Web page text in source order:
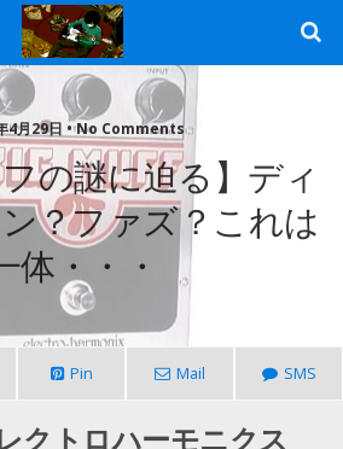
4月29日 • No Comments
フの謎に迫る】ディ
？ファズ？これは
体・・・
Pin Mail SMS
クトロハーモニクス